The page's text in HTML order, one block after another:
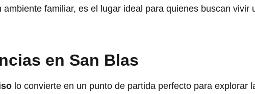
familiar, es el lugar ideal para quienes buscan vivir
en San Blas
lo convierte en un punto de partida perfecto para explorar